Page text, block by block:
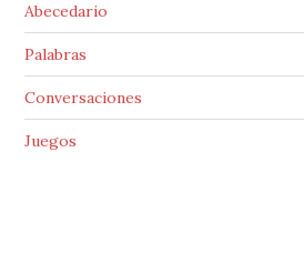
Abecedario
Palabras
Conversaciones
Juegos